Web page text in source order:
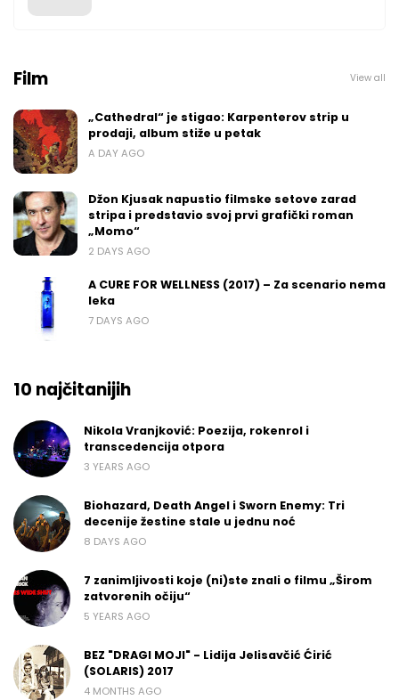
Film View all
„Cathedral“ je stigao: Karpenterov strip u
prodaji, album stiže u petak
A DAY AGO
Džon Kjusak napustio filmske setove zarad
stripa i predstavio svoj prvi grafički roman
„Momo“
2 DAYS AGO
A CURE FOR WELLNESS (2017) – Za scenario nema
leka
7 DAYS AGO
10 najčitanijih
Nikola Vranjković: Poezija, rokenrol i
transcedencija otpora
3 YEARS AGO
Biohazard, Death Angel i Sworn Enemy: Tri
decenije žestine stale u jednu noć
8 DAYS AGO
7 zanimljivosti koje (ni)ste znali o filmu „Širom
zatvorenih očiju“
5 YEARS AGO
BEZ "DRAGI MOJI" - Lidija Jelisavčić Ćirić
(SOLARIS) 2017
4 MONTHS AGO